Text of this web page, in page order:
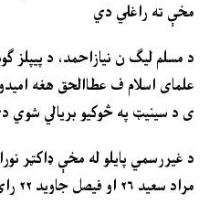
مخې ته راغلي دي
د مسلم لیګ ن نیازاحمد، د
علمای اسلام ف عطاالحق هغه
ی د سینیټ په څوکیو بریالي شوي
مراد سعید ۲۶ او فیصل جاوید ۲۲ رای اخستي دي